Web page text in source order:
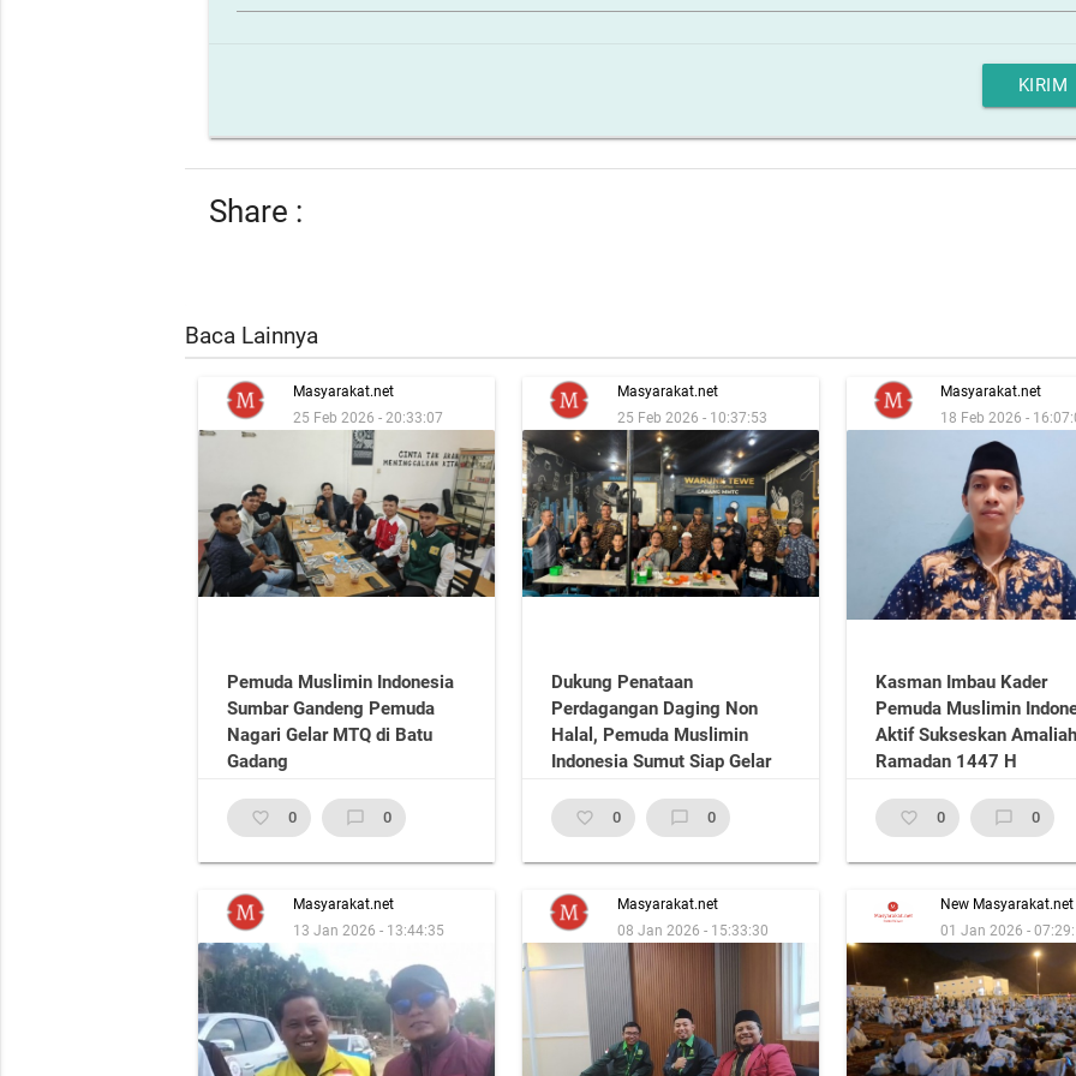
KIRIM
Share :
Baca Lainnya
Masyarakat.net
25 Feb 2026 - 20:33:07
Pemuda Muslimin Indonesia
Sumbar Gandeng Pemuda
Nagari Gelar MTQ di Batu
Gadang
favorite_border 0 chat_bubble_outline 0
Masyarakat.net
25 Feb 2026 - 10:37:53
Dukung Penataan
Perdagangan Daging Non
Halal, Pemuda Muslimin
Indonesia Sumut Siap Gelar
favorite_border 0 chat_bubble_outline 0
Masyarakat.net
18 Feb 2026 -
Kasman Imbau Kader
Pemuda Muslimin
Aktif Sukseskan Amaliah
Ramadan 1447 H
favorite_border 0 chat_bubble_outline 0
Masyarakat.net
13 Jan 2026 - 13:44:35
Masyarakat.net
08 Jan 2026 - 15:33:30
New Masyarakat.net
01 Jan 2026 -